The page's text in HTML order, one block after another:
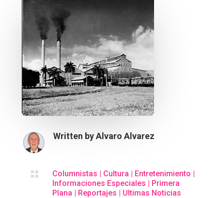
Written byAlvaro Alvarez
 Columnistas | Cultura | Entretenimiento |
Informaciones Especiales | Primera
Plana | Reportajes | Ultimas Noticias